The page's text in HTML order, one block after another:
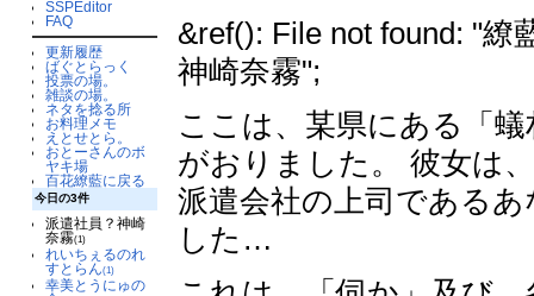
SSPEditor
FAQ
更新履歴
ばぐとらっく
投票の場。
雑談の場。
ネタを捻る所
お料理メモ
えとせとら。
おとーさんのボ
ヤキ場
百花繚藍に戻る
今日の3件
派遣社員？神崎
奈霧(1)
れいちぇるのれ
すとらん(1)
幸美とうにゅの
&ref(): File not found: "繚
神崎奈霧";
ここは、某県にある「
がおりました。 彼女は
派遣会社の上司である
した…